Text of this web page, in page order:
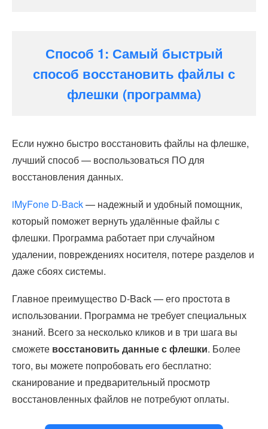
Способ 1: Самый быстрый
способ восстановить файлы с
флешки (программа)
Если нужно быстро восстановить файлы на флешке,
лучший способ — воспользоваться ПО для
восстановления данных.
iMyFone D-Back— надежный и удобный помощник,
который поможет вернуть удалённые файлы с
флешки. Программа работает при случайном
удалении, повреждениях носителя, потере разделов и
даже сбоях системы.
Главное преимущество D-Back — его простота в
использовании. Программа не требует специальных
знаний. Всего за несколько кликов и в три шага вы
сможете восстановить данные с флешки. Более
того, вы можете попробовать его бесплатно:
сканирование и предварительный просмотр
восстановленных файлов не потребуют оплаты.